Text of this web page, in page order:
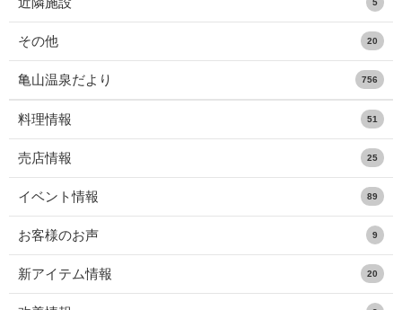
5
その他 20
亀山温泉だより 756
料理情報 51
売店情報 25
イベント情報 89
お客様のお声 9
新アイテム情報 20